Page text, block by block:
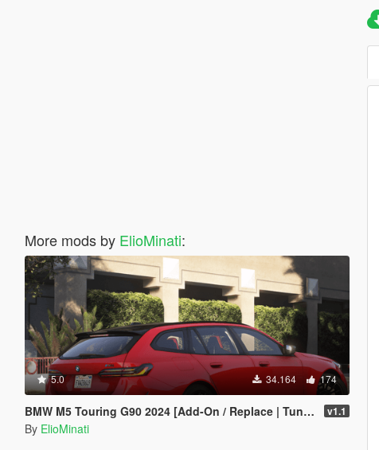
More mods by ElioMinati:
5.0 34.164 174
BMW M5 Touring G90 2024 [Add-On / Replace | Tuning | Template | FiveM] v1.1
By ElioMinati